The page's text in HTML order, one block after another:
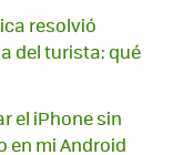
resolvió
del turista: qué
el iPhone sin
en mi Android